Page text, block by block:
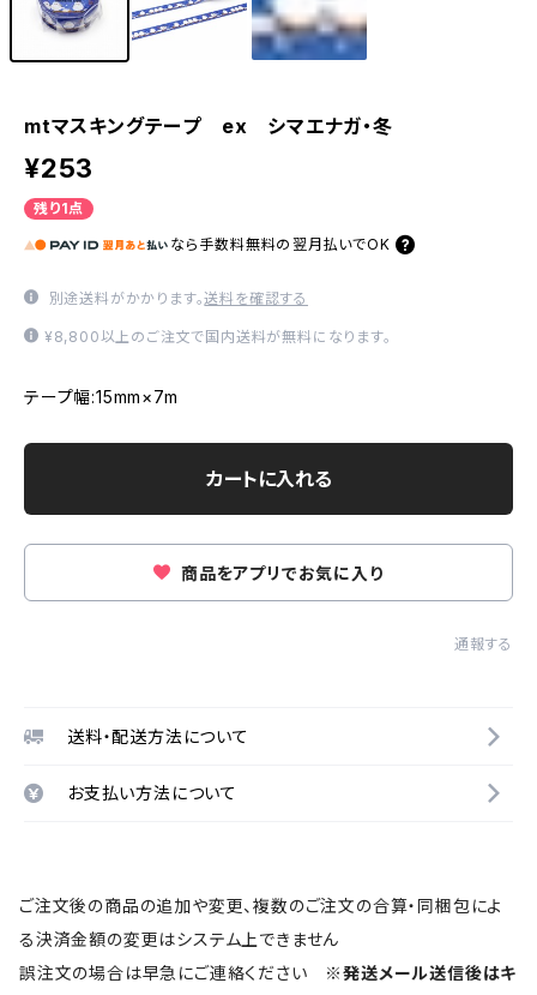
mtマスキングテープ ex シマエナガ・冬
¥253
残り1点
なら 手数料無料の 翌月払いでOK
別途送料がかかります。送料を確認する
¥8,800以上のご注文で国内送料が無料になります。
テープ幅:15mm×7m
カートに入れる
商品をアプリでお気に入り
通報する
送料・配送方法について
お支払い方法について
ご注文後の商品の追加や変更、複数のご注文の合算・同梱包によ
る決済金額の変更はシステム上できません
誤注文の場合は早急にご連絡ください ※発送メール送信後はキ